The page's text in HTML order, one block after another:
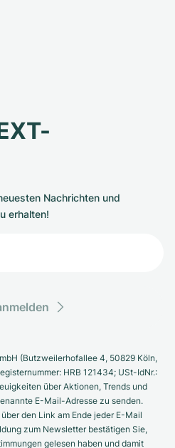
Nachrichten und
erhalten!
(Butzweilerhofallee 4, 50829 Köln,
HRB 121434; USt-IdNr.:
über Aktionen, Trends und
E-Mail-Adresse zu senden.
den Link am Ende jeder E-Mail
zum Newsletter bestätigen Sie,
gelesen haben und damit